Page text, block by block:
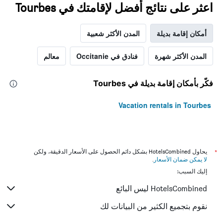
اعثر على نتائج أفضل لإقامتك في Tourbes
أمكان إقامة بديلة المدن الأكثر شعبية
المدن الأكثر شهرة فنادق في Occitanie معالم
فكّر بأمكان إقامة بديلة في Tourbes
Vacation rentals in Tourbes
*
يحاول HotelsCombined بشكل دائم الحصول على الأسعار الدقيقة، ولكن
لا يمكن ضمان الأسعار .
إليك السبب:
HotelsCombined ليس البائع
نقوم بتجميع الكثير من البيانات لك